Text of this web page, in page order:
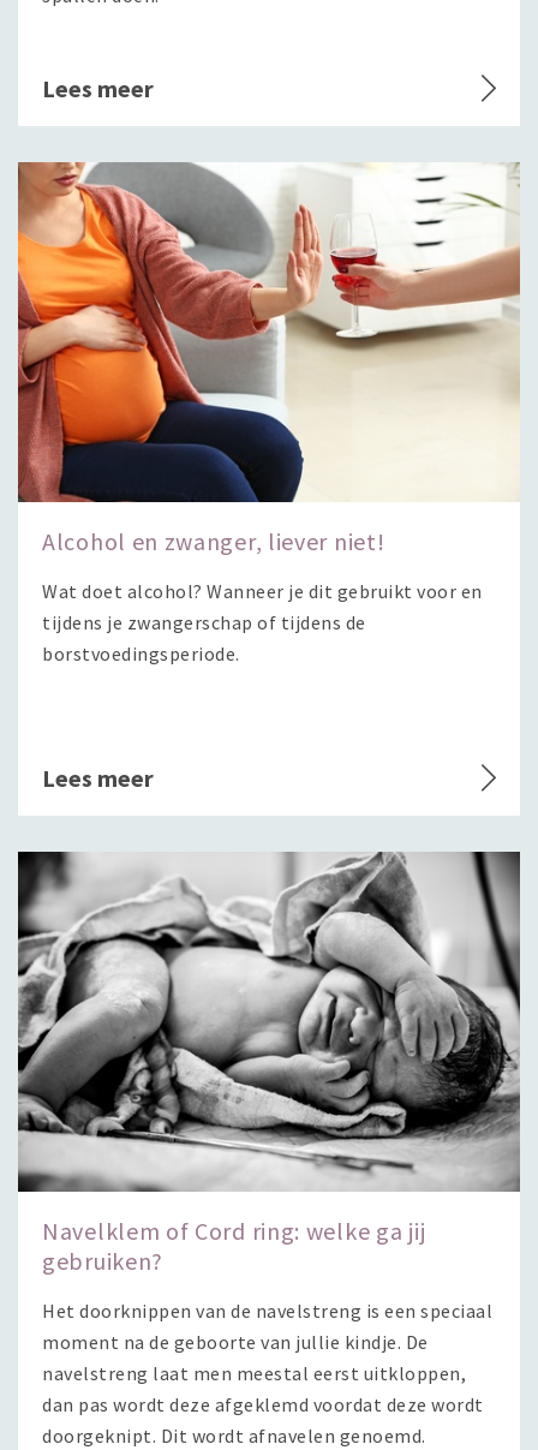
Lees meer
Alcohol en zwanger, liever niet!
Wat doet alcohol? Wanneer je dit gebruikt voor en
tijdens je zwangerschap of tijdens de
borstvoedingsperiode.
Lees meer
Navelklem of Cord ring: welke ga jij
gebruiken?
Het doorknippen van de navelstreng is een speciaal
moment na de geboorte van jullie kindje. De
navelstreng laat men meestal eerst uitkloppen,
dan pas wordt deze afgeklemd voordat deze wordt
doorgeknipt. Dit wordt afnavelen genoemd.